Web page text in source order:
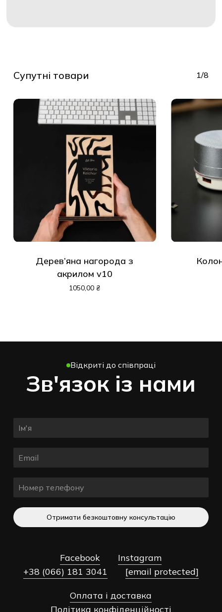
Супутні товари 1/8
Дерев’яна нагорода з
акрилом v10
1050,00 ₴
Відкриті до співпраці
Зв'язок із нами
Отримати безкоштовну консультацію
Facebook
Instagram
+38 (066) 181 3041
[email protected]
Оплата і доставка
Політика конфіденційності